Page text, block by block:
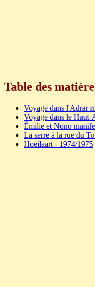
Table des
Voyage dans l'Adrar
Voyage dans le
Émilie et Nono
La serre à la rue du
Hoeilaart - 1974/1975